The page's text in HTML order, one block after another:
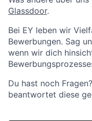
Glassdoor.
Bei EY leben wir
Bewerbungen. Sag
wenn wir dich
Du hast noch
beantwortet diese